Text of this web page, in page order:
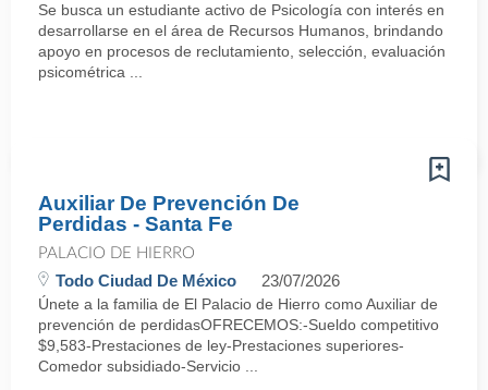
Se busca un estudiante activo de Psicología con interés en
desarrollarse en el área de Recursos Humanos, brindando
apoyo en procesos de reclutamiento, selección, evaluación
psicométrica ...
Auxiliar De Prevención De
Perdidas - Santa Fe
PALACIO DE HIERRO
Todo Ciudad De México 23/07/2026
Únete a la familia de El Palacio de Hierro como Auxiliar de
prevención de perdidasOFRECEMOS:-Sueldo competitivo
$9,583-Prestaciones de ley-Prestaciones superiores-
Comedor subsidiado-Servicio ...